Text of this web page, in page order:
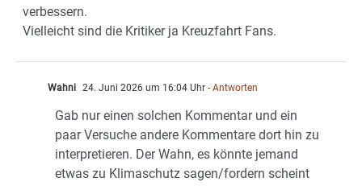
verbessern.
Vielleicht sind die Kritiker ja Kreuzfahrt Fans.
Wahni 24. Juni 2026 um 16:04 Uhr - Antworten
Gab nur einen solchen Kommentar und ein
paar Versuche andere Kommentare dort hin zu
interpretieren. Der Wahn, es könnte jemand
etwas zu Klimaschutz sagen/fordern scheint